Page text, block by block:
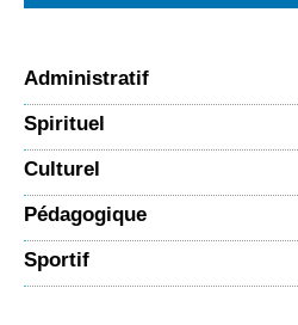
Administratif
Spirituel
Culturel
Pédagogique
Sportif